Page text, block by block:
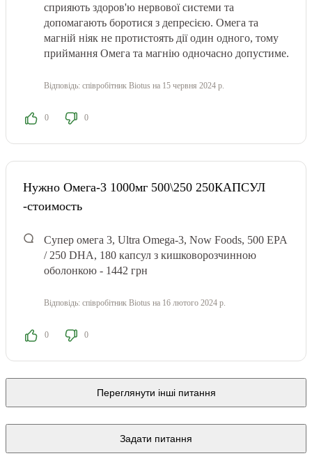
сприяють здоров'ю нервової системи та
допомагають боротися з депресією. Омега та
магній ніяк не протистоять дії один одного, тому
приймання Омега та магнію одночасно допустиме.
Відповідь: співробітник Biotus на 15 червня 2024 р.
0 0
Нужно Омега-3 1000мг 500\250 250КАПСУЛ
-стоимость
Супер омега 3, Ultra Omega-3, Now Foods, 500 EPA
/ 250 DHA, 180 капсул з кишковорозчинною
оболонкою - 1442 грн
Відповідь: співробітник Biotus на 16 лютого 2024 р.
0 0
Переглянути інші питання
Задати питання